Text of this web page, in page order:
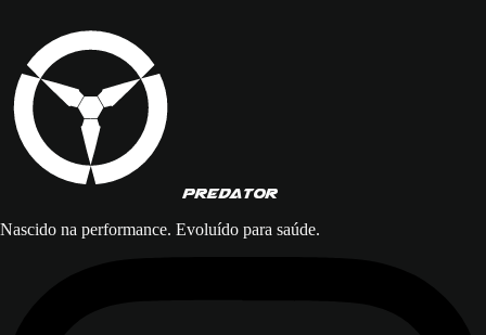
PREDATOR
Nascido na performance. Evoluído para saúde.